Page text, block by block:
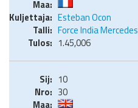
Esteban Ocon
Force India Mercedes
1.45,006
10
30